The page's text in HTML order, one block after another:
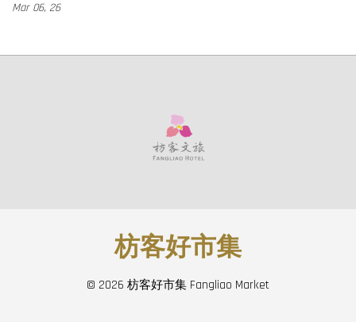
Mar 06, 26
枋客好市集
© 2026 枋客好市集 Fangliao Market